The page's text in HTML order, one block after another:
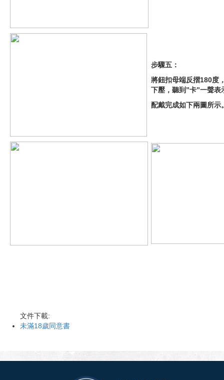
步驟五：
將鈕扣母端反摺180度
下壓，聽到”卡”一聲表
配戴完成如下兩圖所示
文件下載:
未滿18歲同意書